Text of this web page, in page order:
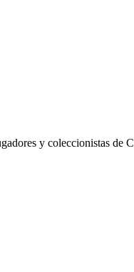
y coleccionistas de